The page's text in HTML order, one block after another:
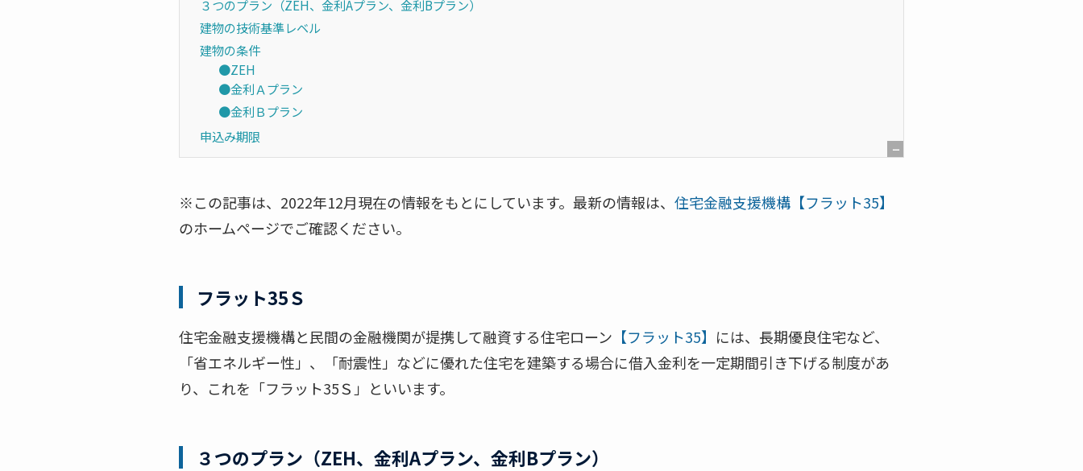
[
３つのプラン（ZEH、金利Aプラン、金利Bプラン）
建物の技術基準レベル
建物の条件
●ZEH
●金利Ａプラン
●金利Ｂプラン
申込み期限
※この記事は、2022年12月現在の情報をもとにしています。最新の情報は、 住宅金融支援機構【フラット35】
のホームページでご確認ください。
フラット35Ｓ
住宅金融支援機構と民間の金融機関が提携して融資する住宅ローン 【フラット35】 には、長期優良住宅など、
「省エネルギー性」、「耐震性」などに優れた住宅を建築する場合に借入金利を一定期間引き下げる制度があ
り、これを「フラット35Ｓ」といいます。
３つのプラン（ZEH、金利Aプラン、金利Bプラン）